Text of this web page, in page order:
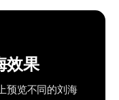
效果
预览不同的刘海